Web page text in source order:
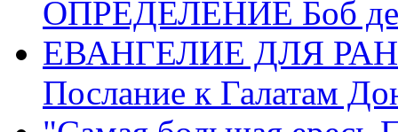
ОПРЕДЕЛЕНИЕ Боб де
ЕВАНГЕЛИЕ ДЛЯ
Послание к Галатам